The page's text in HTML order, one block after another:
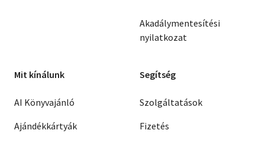
Akadálymentesítési
nyilatkozat
Mit kínálunk
AI Könyvajánló
Ajándékkártyák
Segítség
Szolgáltatások
Fizetés